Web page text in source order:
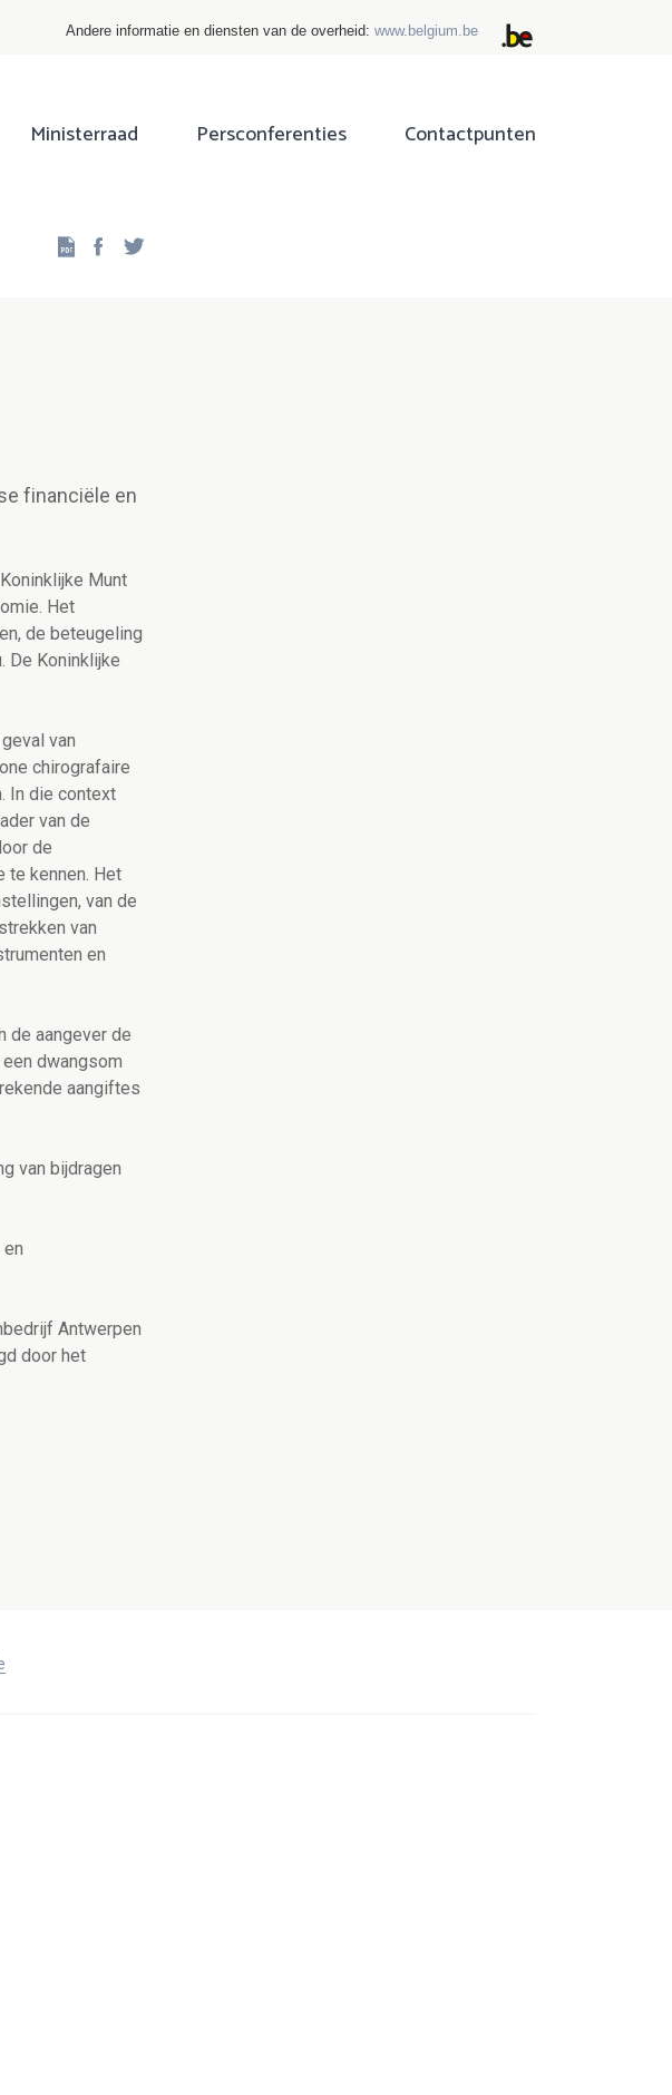
Andere informatie en diensten van de overheid: www.belgium.be
Ministerraad Persconferenties Contactpunten
Facebook
financiële en
Munt
Het
de beteugeling
De Koninklijke
van
chirografaire
In die context
van de
de
te kennen. Het
van de
van
en
de aangever de
dwangsom
aangiftes
van bijdragen
Antwerpen
door het